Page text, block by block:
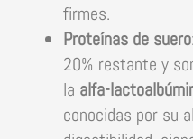
firmes.
Proteínas de suero
20% restante y
la alfa-
conocidas por su